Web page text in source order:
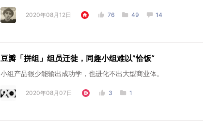
2020年08月12日 76 49 14
豆瓣「拼组」组员迁徙，同趣小组难以”恰饭“
小组产品很少能输出成功学，也进化不出大型商业体。
2020年08月07日 3 1